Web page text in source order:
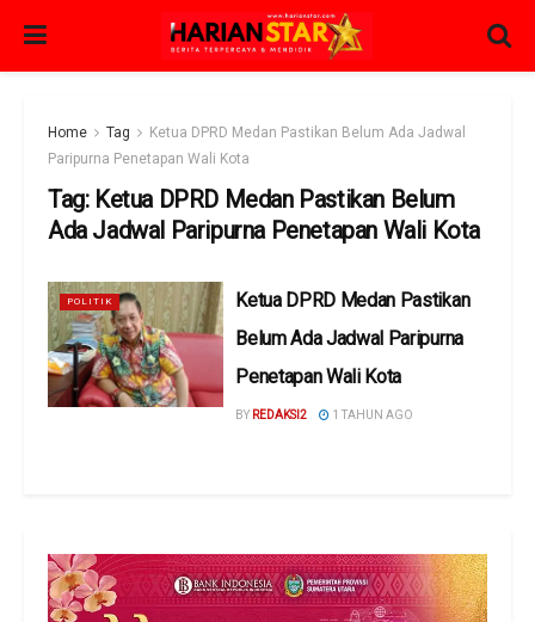
Home Tag
Ketua DPRD Medan Pastikan Belum Ada Jadwal
Paripurna Penetapan Wali Kota
Tag: Ketua DPRD Medan Pastikan Belum
Ada Jadwal Paripurna Penetapan Wali Kota
POLITIK
Ketua DPRD Medan Pastikan
Belum Ada Jadwal Paripurna
Penetapan Wali Kota
BY REDAKSI2 1 TAHUN AGO